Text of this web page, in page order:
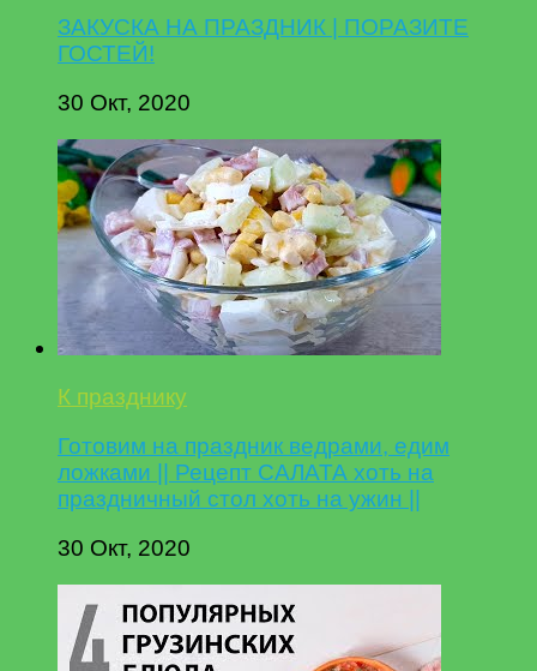
ЗАКУСКА НА ПРАЗДНИК | ПОРАЗИТЕ
ГОСТЕЙ!
30 Окт, 2020
К празднику
Готовим на праздник ведрами, едим
ложками || Рецепт САЛАТА хоть на
праздничный стол хоть на ужин ||
30 Окт, 2020